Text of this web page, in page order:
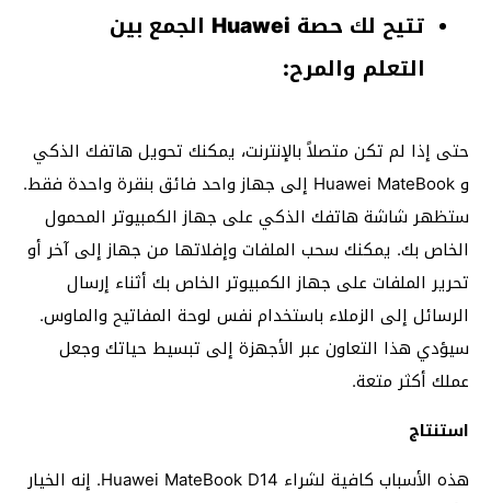
تتيح لك حصة Huawei الجمع بين
التعلم والمرح:
حتى إذا لم تكن متصلاً بالإنترنت، يمكنك تحويل هاتفك الذكي
و Huawei MateBook إلى جهاز واحد فائق بنقرة واحدة فقط.
ستظهر شاشة هاتفك الذكي على جهاز الكمبيوتر المحمول
الخاص بك. يمكنك سحب الملفات وإفلاتها من جهاز إلى آخر أو
تحرير الملفات على جهاز الكمبيوتر الخاص بك أثناء إرسال
الرسائل إلى الزملاء باستخدام نفس لوحة المفاتيح والماوس.
سيؤدي هذا التعاون عبر الأجهزة إلى تبسيط حياتك وجعل
عملك أكثر متعة.
استنتاج
هذه الأسباب كافية لشراء Huawei MateBook D14. إنه الخيار